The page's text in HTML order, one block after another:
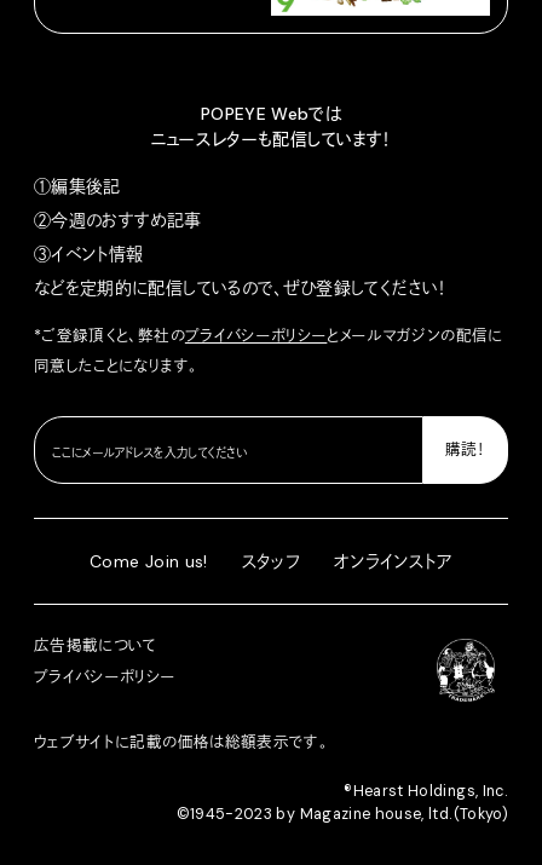
POPEYE Webでは
ニュースレターも配信しています！
①編集後記
②今週のおすすめ記事
③イベント情報
などを定期的に配信しているので、ぜひ登録してください！
*ご登録頂くと、弊社のプライバシーポリシーとメールマガジンの配信に
同意したことになります。
Come Join us! スタッフ オンラインストア
広告掲載について
プライバシーポリシー
ウェブサイトに記載の価格は総額表示です。
®︎Hearst Holdings, Inc.
©1945-2023 by Magazine house, ltd.(Tokyo)